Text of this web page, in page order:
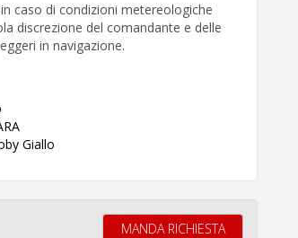
caso di condizioni metereologiche
discrezione del comandante e delle
in navigazione.
Giallo
MANDA RICHIESTA